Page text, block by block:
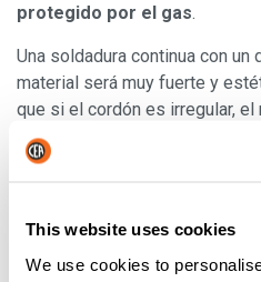
This website uses cookies
We use cookies to
protegido por el gas.
Una soldadura continua con
material será muy fuerte y
que si el cordón es irregular,
ciertamente muy loable, ya
técnico o estético.
Las ventajas de la
Este tipo permite conseguir